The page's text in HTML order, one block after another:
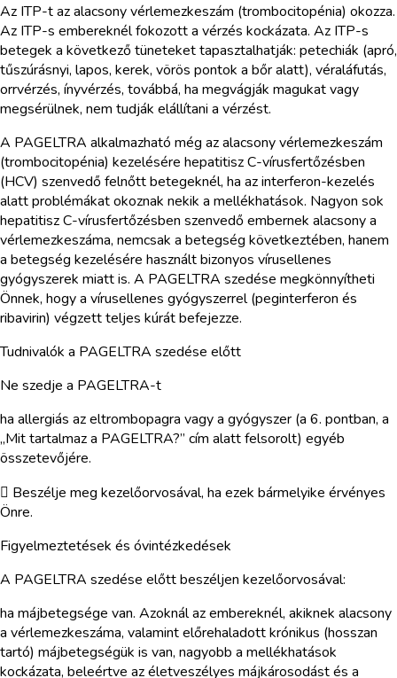
Az ITP-t az alacsony vérlemezkeszám (trombocitopénia) okozza.
Az ITP-s embereknél fokozott a vérzés kockázata. Az ITP-s
betegek a következő tüneteket tapasztalhatják: petechiák (apró,
tűszúrásnyi, lapos, kerek, vörös pontok a bőr alatt), véraláfutás,
orrvérzés, ínyvérzés, továbbá, ha megvágják magukat vagy
megsérülnek, nem tudják elállítani a vérzést.
A PAGELTRA alkalmazható még az alacsony vérlemezkeszám
(trombocitopénia) kezelésére hepatitisz C-vírusfertőzésben
(HCV) szenvedő felnőtt betegeknél, ha az interferon-kezelés
alatt problémákat okoznak nekik a mellékhatások. Nagyon sok
hepatitisz C-vírusfertőzésben szenvedő embernek alacsony a
vérlemezkeszáma, nemcsak a betegség következtében, hanem
a betegség kezelésére használt bizonyos vírusellenes
gyógyszerek miatt is. A PAGELTRA szedése megkönnyítheti
Önnek, hogy a vírusellenes gyógyszerrel (peginterferon és
ribavirin) végzett teljes kúrát befejezze.
Tudnivalók a PAGELTRA szedése előtt
Ne szedje a PAGELTRA-t
ha allergiás az eltrombopagra vagy a gyógyszer (a 6. pontban, a
„Mit tartalmaz a PAGELTRA?” cím alatt felsorolt) egyéb
összetevőjére.
 Beszélje meg kezelőorvosával, ha ezek bármelyike érvényes
Önre.
Figyelmeztetések és óvintézkedések
A PAGELTRA szedése előtt beszéljen kezelőorvosával:
ha májbetegsége van. Azoknál az embereknél, akiknek alacsony
a vérlemezkeszáma, valamint előrehaladott krónikus (hosszan
tartó) májbetegségük is van, nagyobb a mellékhatások
kockázata, beleértve az életveszélyes májkárosodást és a